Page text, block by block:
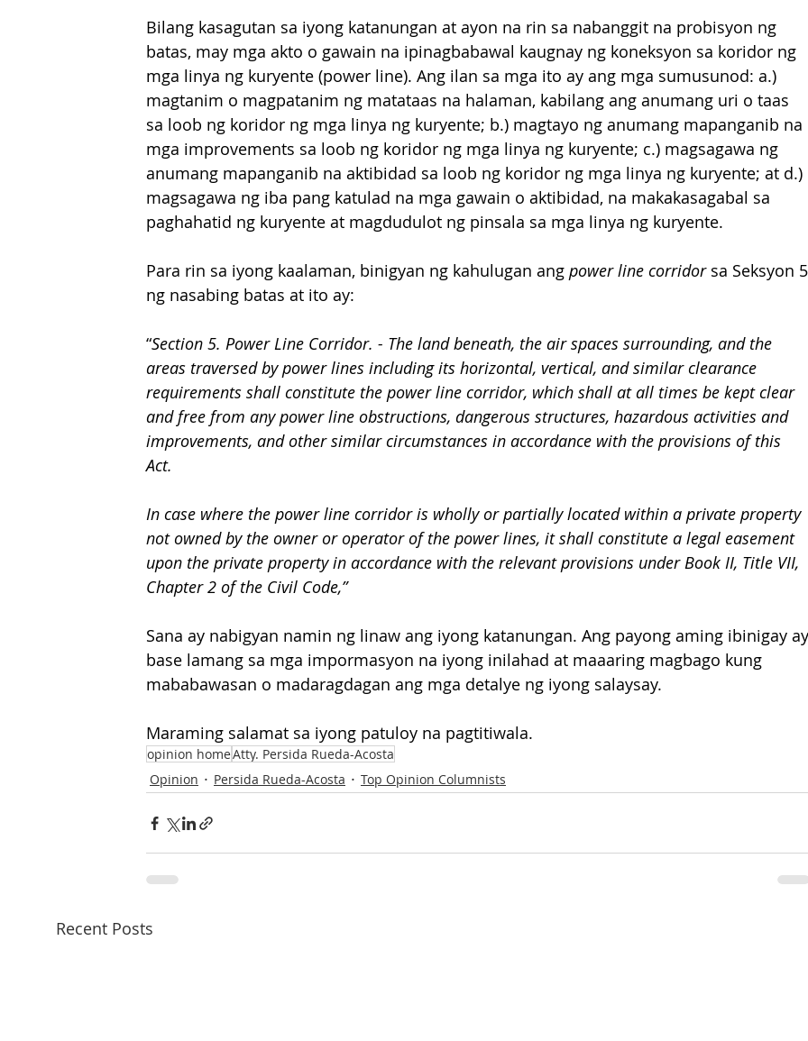
Bilang kasagutan sa iyong katanungan at ayon na rin sa nabanggit na probisyon ng
batas, may mga akto o gawain na ipinagbabawal kaugnay ng koneksyon sa koridor ng
mga linya ng kuryente (power line). Ang ilan sa mga ito ay ang mga sumusunod: a.)
magtanim o magpatanim ng matataas na halaman, kabilang ang anumang uri o taas
sa loob ng koridor ng mga linya ng kuryente; b.) magtayo ng anumang mapanganib na
mga improvements sa loob ng koridor ng mga linya ng kuryente; c.) magsagawa ng
anumang mapanganib na aktibidad sa loob ng koridor ng mga linya ng kuryente; at d.)
magsagawa ng iba pang katulad na mga gawain o aktibidad, na makakasagabal sa
paghahatid ng kuryente at magdudulot ng pinsala sa mga linya ng kuryente.
Para rin sa iyong kaalaman, binigyan ng kahulugan ang power line corridor sa Seksyon
ng nasabing batas at ito ay:
“Section 5. Power Line Corridor. - The land beneath, the air spaces surrounding, and the
areas traversed by power lines including its horizontal, vertical, and similar clearance
requirements shall constitute the power line corridor, which shall at all times be kept clear
and free from any power line obstructions, dangerous structures, hazardous activities and
improvements, and other similar circumstances in accordance with the provisions of this
Act.
In case where the power line corridor is wholly or partially located within a private property
not owned by the owner or operator of the power lines, it shall constitute a legal easement
upon the private property in accordance with the relevant provisions under Book II, Title VII,
Chapter 2 of the Civil Code,”
Sana ay nabigyan namin ng linaw ang iyong katanungan. Ang payong aming ibinigay
base lamang sa mga impormasyon na iyong inilahad at maaaring magbago kung
mababawasan o madaragdagan ang mga detalye ng iyong salaysay.
Maraming salamat sa iyong patuloy na pagtitiwala.
opinion homeAtty. Persida Rueda-Acosta
Opinion
Persida Rueda-Acosta Top Opinion Columnists
Recent Posts